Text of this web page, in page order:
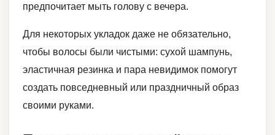
предпочитает мыть голову с вечера.
Для некоторых укладок даже не обязательно,
чтобы волосы были чистыми: сухой шампунь,
эластичная резинка и пара невидимок помогут
создать повседневный или праздничный образ
своими руками.